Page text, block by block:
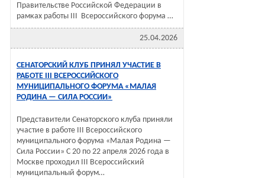
Правительстве Российской Федерации в
рамках работы III Всероссийского форума …
25.04.2026
СЕНАТОРСКИЙ КЛУБ ПРИНЯЛ УЧАСТИЕ В
РАБОТЕ III ВСЕРОССИЙСКОГО
МУНИЦИПАЛЬНОГО ФОРУМА «МАЛАЯ
РОДИНА — СИЛА РОССИИ»
Представители Сенаторского клуба приняли
участие в работе III Всероссийского
муниципального форума «Малая Родина —
Сила России» С 20 по 22 апреля 2026 года в
Москве проходил III Всероссийский
муниципальный форум…